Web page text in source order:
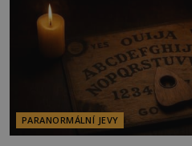
PARANORMÁLNÍ JEVY